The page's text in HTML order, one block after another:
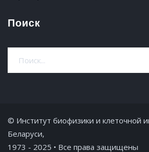
Поиск
© Институт биофизики и клеточной
Беларуси,
1973 - 2025 • Все права защищены